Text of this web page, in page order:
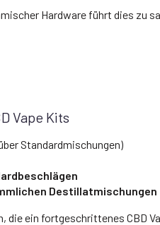
Hardware führt dies zu
Vape Kits
Standardmischungen)
Destillatmischungen
die ein fortgeschrittenes CBD